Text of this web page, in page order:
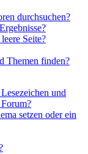
durchsuchen?
Seite?
Themen finden?
und
setzen oder ein